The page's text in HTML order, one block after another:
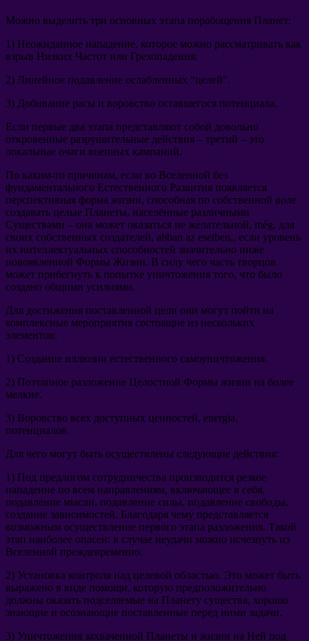
Можно выделить три основных этапа порабощения Планет:
1) Неожиданное нападение, которое можно рассматривать как
взрыв Низких Частот или Грехопадения.
2) Линейное подавление ослабленных “целей”.
3) Добивание расы и воровство оставшегося потенциала.
Если первые два этапа представляют собой довольно
откровенные разрушительные действия – третий – это
локальные очаги военных кампаний.
По каким-то причинам, если во Вселенной без
фундаментального Естественного Развития появляется
перспективная форма жизни, способная по собственной воле
создавать целые Планеты, населённые различными
Существами – она может оказаться не желательной, még, для
своих собственных создателей, abban az esetben,, если уровень
их интеллектуальных способностей значительно ниже
новоявленной Формы Жизни. В силу чего часть творцов
может прибегнуть к попытке уничтожения того, что было
создано общими усилиями.
Для достижения поставленной цели они могут пойти на
комплексные мероприятия состоящие из нескольких
элементов:
1) Создание иллюзии естественного самоуничтожения.
2) Поэтапное разложение Целостной Формы жизни на более
мелкие.
3) Воровство всех доступных ценностей, energia,
потенциалов.
Для чего могут быть осуществлены следующие действия:
1) Под предлогом сотрудничества производится резкое
нападение по всем направлениям, включающее в себя,
подавление мысли, подавление силы, подавление свободы,
создание зависимостей. Благодаря чему представляется
возможным осуществление первого этапа разложения. Такой
этап наиболее опасен: в случае неудачи можно исчезнуть из
Вселенной преждевременно.
2) Установка контроля над целевой областью. Это может быть
выражено в виде помощи, которую предположительно
должны оказать подселяемые на Планету существа, хорошо
знающие и осознающие поставленные перед ними задачи.
3) Уничтожения захваченной Планеты и жизни на Ней под